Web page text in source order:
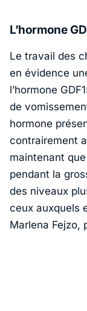
L’hormone
Le travail des
en évidence
l’hormone
de
hormone
contrairement
maintenant
pendant la
des niveaux
ceux auxquels
Marlena Fejzo,